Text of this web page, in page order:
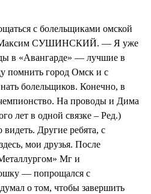
с болельщиками омской
Максим СУШИНСКИЙ. — Я уже
в «Авангарде» — лучшие в
помнить город Омск и с
болельщиков. Конечно, в
На проводы и Дима
лет в одной связке – Ред.)
видеть. Другие ребята, с
мои друзья. После
Мг и
— попрощался с
о том, чтобы завершить